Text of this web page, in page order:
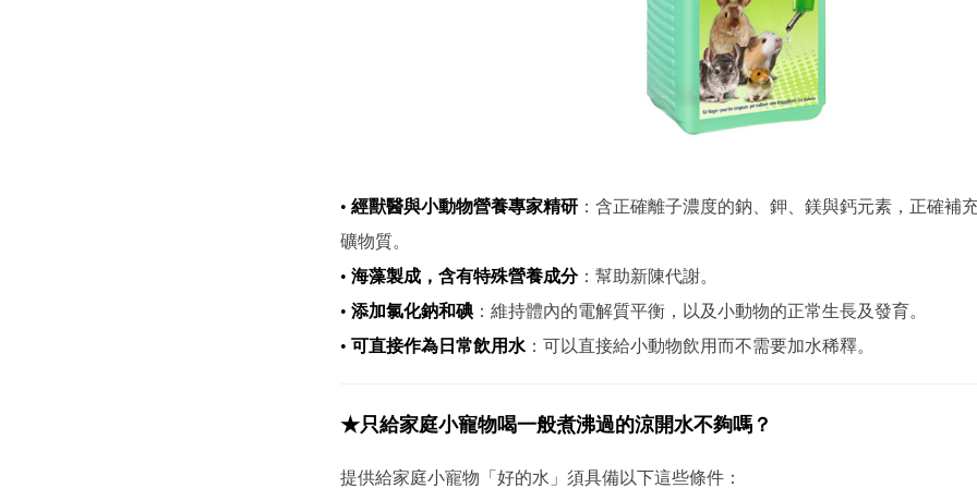
• 經獸醫與小動物營養專家精研 ：含正確離子濃度的鈉、鉀、鎂與鈣元素，正確補
礦物質。
• 海藻製成，含有特殊營養成分：幫助新陳代謝。
• 添加氯化鈉和碘：維持體內的電解質平衡，以及小動物的正常生長及發育。
• 可直接作為日常飲用水 ：可以直接給小動物飲用而不需要加水稀釋。
★只給家庭小寵物喝一般煮沸過的涼開水不夠嗎？
提供給家庭小寵物「好的水」須具備以下這些條件：